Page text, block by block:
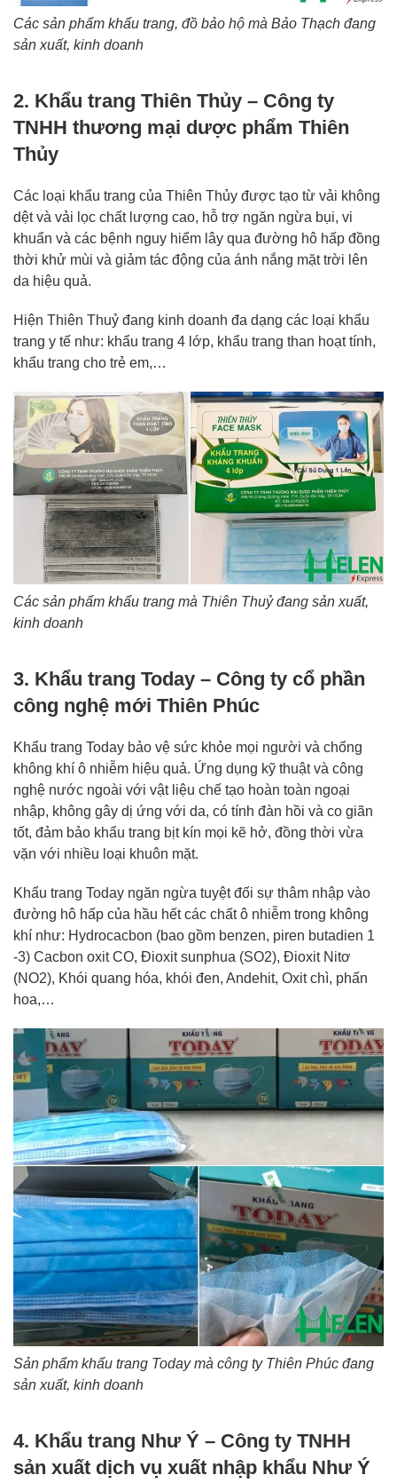
Các sản phẩm khẩu trang, đồ bảo hộ mà Bảo Thạch đang
sản xuất, kinh doanh
2. Khẩu trang Thiên Thủy – Công ty
TNHH thương mại dược phẩm Thiên
Thủy
Các loại khẩu trang của Thiên Thủy được tạo từ vải không
dệt và vải lọc chất lượng cao, hỗ trợ ngăn ngừa bụi, vi
khuẩn và các bệnh nguy hiểm lây qua đường hô hấp đồng
thời khử mùi và giảm tác động của ánh nắng mặt trời lên
da hiệu quả.
Hiện Thiên Thuỷ đang kinh doanh đa dạng các loại khẩu
trang y tế như: khẩu trang 4 lớp, khẩu trang than hoạt tính,
khẩu trang cho trẻ em,…
Các sản phẩm khẩu trang mà Thiên Thuỷ đang sản xuất,
kinh doanh
3. Khẩu trang Today – Công ty cổ phần
công nghệ mới Thiên Phúc
Khẩu trang Today bảo vệ sức khỏe mọi người và chống
không khí ô nhiễm hiệu quả. Ứng dụng kỹ thuật và công
nghệ nước ngoài với vật liệu chế tạo hoàn toàn ngoại
nhập, không gây dị ứng với da, có tính đàn hồi và co giãn
tốt, đảm bảo khẩu trang bịt kín mọi kẽ hở, đồng thời vừa
vặn với nhiều loại khuôn mặt.
Khẩu trang Today ngăn ngừa tuyệt đối sự thâm nhập vào
đường hô hấp của hầu hết các chất ô nhiễm trong không
khí như: Hydrocacbon (bao gồm benzen, piren butadien 1
-3) Cacbon oxit CO, Đioxit sunphua (SO2), Đioxit Nitơ
(NO2), Khói quang hóa, khói đen, Andehit, Oxit chì, phấn
hoa,…
Sản phẩm khẩu trang Today mà công ty Thiên Phúc đang
sản xuất, kinh doanh
4. Khẩu trang Như Ý – Công ty TNHH
sản xuất dịch vụ xuất nhập khẩu Như Ý